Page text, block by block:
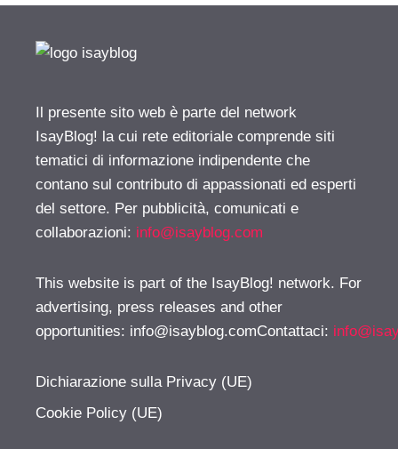
Il presente sito web è parte del network
IsayBlog! la cui rete editoriale comprende siti
tematici di informazione indipendente che
contano sul contributo di appassionati ed esperti
del settore. Per pubblicità, comunicati e
collaborazioni: info@isayblog.com
This website is part of the IsayBlog! network. For
advertising, press releases and other
opportunities: info@isayblog.comContattaci:
Dichiarazione sulla Privacy (UE)
Cookie Policy (UE)